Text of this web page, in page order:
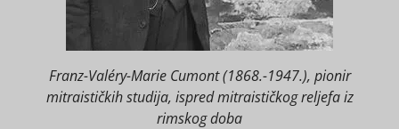
Franz-Valéry-Marie Cumont (1868.-1947.), pionir
mitraističkih studija, ispred mitraističkog reljefa iz
rimskog doba